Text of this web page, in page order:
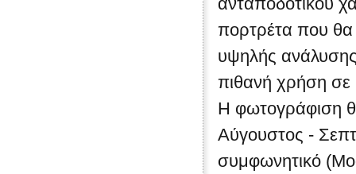
πορτρέτα που
υψηλής
πιθανή χρήση
Η φωτογράφιση
Αύγουστος -
συμφωνητικό